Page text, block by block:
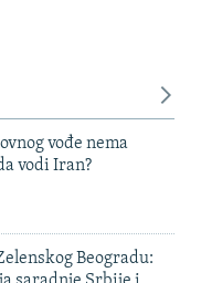
vođe nema
vodi Iran?
Beogradu: